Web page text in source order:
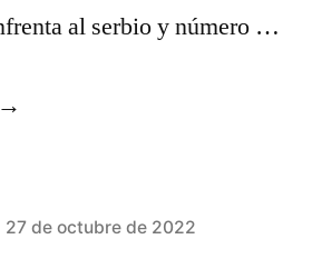
al serbio y número …
27 de octubre de 2022